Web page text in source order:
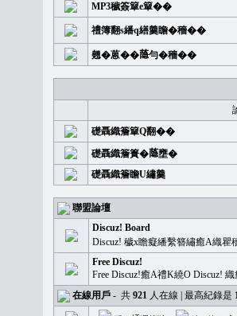
MP3穢簽簞e簞��
禮簿翻s繙q繕羹瞻�穡��
翹�蒽��𦻕勻�穡��
礎聶織簷簞Q翻��
礎聶織簷簣�𦻕壅�
礎聶織簷瞻U繡羹
聯盟論壇
Discuz! Board
Discuz! 穢x瞻癡繙繫簪繡癒A織
Free Discuz!
Free Discuz!癒A禮K繞O Discuz!
在線用戶 - 共 921 人在線 | 最高紀錄是